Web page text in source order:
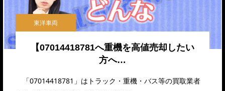
東洋車両
【07014418781へ重機を高値売却したい
方へ…
「07014418781」はトラック・重機・バス等の買取業者